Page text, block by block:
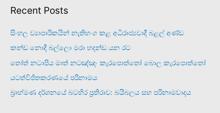
Recent Posts
සිංහල ව්‍යාපාරිකයින් නැතිභංග කළ අධිරාජ්‍යවාදී බළල් අණ්ඩ
කන්ඩ නොදී බල්ලො මරා හදන්ඩ යන රට
තෝත් නටාපිය මාත් නටඤ්ඤං කැරපොත්තෝ බොල කැරපොත්තෝ
යටත්විජිතකරණයේ පරිනාමය
බ්‍රාහ්මණ දර්ශනයේ බටහිර ප්‍රතිරාව: බයිබලය සහ පරිනාමවාදය